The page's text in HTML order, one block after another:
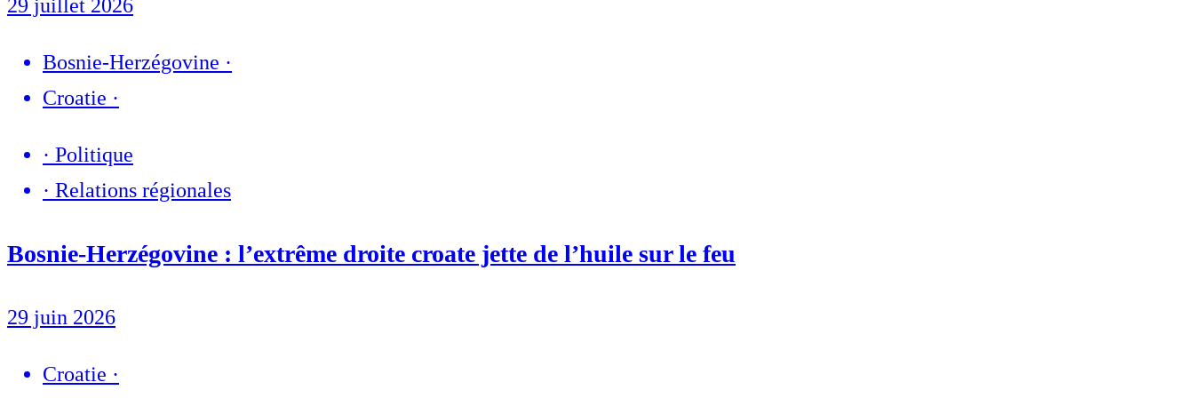
29 juillet 2026
Bosnie-Herzégovine ·
Croatie ·
· Politique
· Relations régionales
Bosnie-Herzégovine : l’extrême droite croate jette de l’huile sur le feu
29 juin 2026
Croatie ·